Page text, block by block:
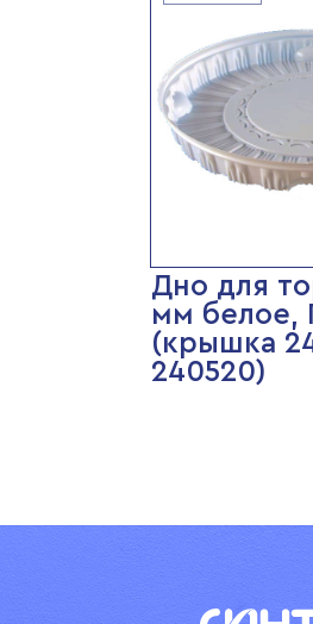
Дно для
мм белое,
(крышка
240520)